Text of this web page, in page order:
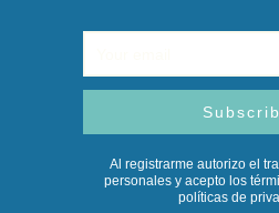
Al registrarme autorizo el
personales y acepto los
políticas de